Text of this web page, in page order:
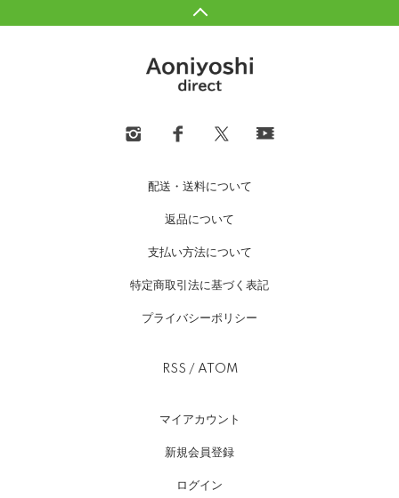
配送・送料について
返品について
支払い方法について
特定商取引法に基づく表記
プライバシーポリシー
RSS / ATOM
マイアカウント
新規会員登録
ログイン